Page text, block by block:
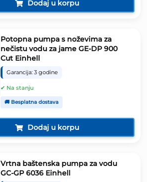
Dodaj u korpu
Potopna pumpa s noževima za
nečistu vodu za jame GE-DP 900
Cut Einhell
Garancija: 3 godine
✔ Na stanju
🚚 Besplatna dostava
Dodaj u korpu
Vrtna baštenska pumpa za vodu
GC-GP 6036 Einhell